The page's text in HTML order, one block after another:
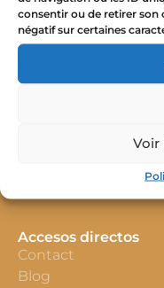
consentir ou de retirer
négatif sur certaines
Voir
Sígame
Accesos directos
Contact
Blog